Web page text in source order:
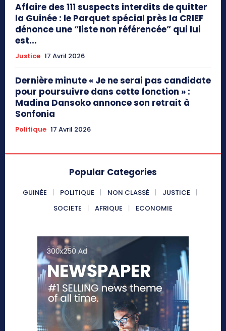
Affaire des 111 suspects interdits de quitter
la Guinée : le Parquet spécial près la CRIEF
dénonce une “liste non référencée” qui lui
est...
Justice 17 Avril 2026
Dernière minute « Je ne serai pas candidate
pour poursuivre dans cette fonction » :
Madina Dansoko annonce son retrait à
Sonfonia
Politique 17 Avril 2026
Popular Categories
GUINÉE POLITIQUE NON CLASSÉ
JUSTICE
SOCIETE
AFRIQUE ECONOMIE